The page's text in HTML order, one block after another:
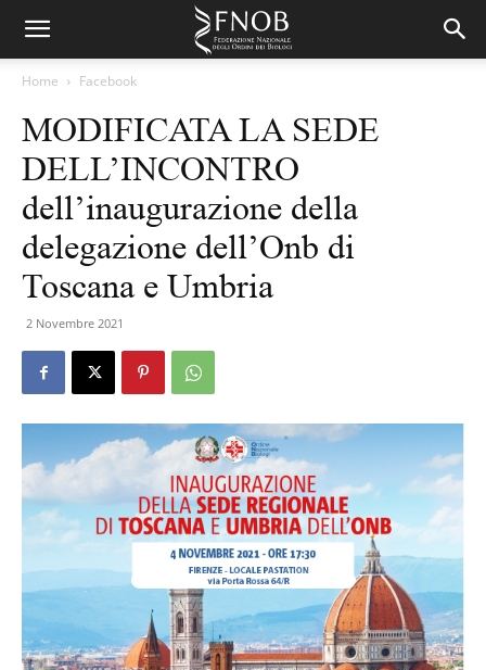
Home Facebook
MODIFICATA LA SEDE
DELL’INCONTRO
dell’inaugurazione della
delegazione dell’Onb di
Toscana e Umbria
2 Novembre 2021